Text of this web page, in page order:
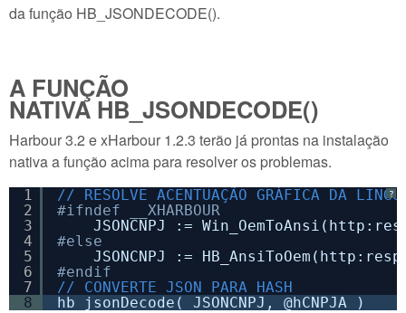
da função HB_JSONDECODE().
A FUNÇÃO
NATIVA HB_JSONDECODE()
Harbour 3.2 e xHarbour 1.2.3 terão já prontas na instalação
nativa a função acima para resolver os problemas.
?
1
2
3
4
5
6
7
8
// RESOLVE ACENTUAÇÃO GRÁFICA DA
#ifndef __XHARBOUR
JSONCNPJ :=
#else
JSONCNPJ :=
#endif
// CONVERTE JSON PARA HASH
hb_jsonDecode( JSONCNPJ, @hCNPJA )